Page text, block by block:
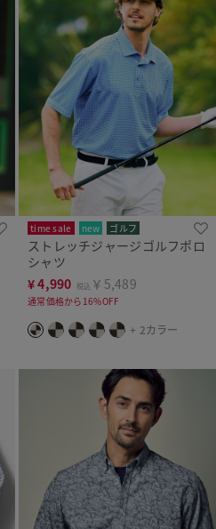
time sale new ゴルフ
ストレッチジャージゴルフポロ
シャツ
¥4,990 税込 ￥5,489
通常価格から16%OFF
+ 2カラー